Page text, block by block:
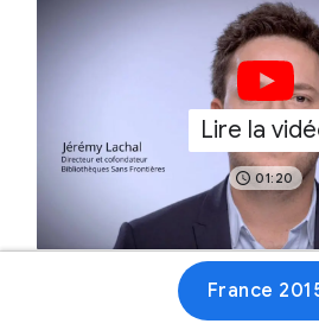
Lire la
01:20
France